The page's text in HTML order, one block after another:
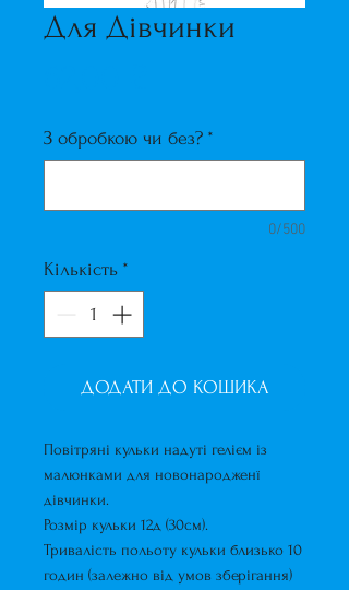
Для Дівчинки
З обробкою чи без? *
0/500
Кількість *
ДОДАТИ ДО КОШИКА
Повітряні кульки надуті гелієм із
малюнками для новонародженї
дівчинки.
Розмір кульки 12д (30см).
Тривалість польоту кульки близько 10
годин (залежно від умов зберігання)